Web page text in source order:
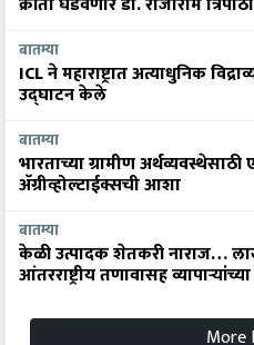
ICL ने महाराष्ट्रात अत्याधुनिक
उद्घाटन केले
भारताच्या ग्रामीण
अ‍ॅग्रीव्होल्टाईक्सची आशा
केळी उत्पादक शेतकरी नाराज…
आंतरराष्ट्रीय तणावासह
More